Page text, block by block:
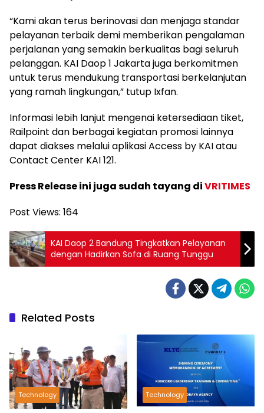
“Kami akan terus berinovasi dan menjaga standar
pelayanan terbaik demi memberikan pengalaman
perjalanan yang semakin berkualitas bagi seluruh
pelanggan. KAI Daop 1 Jakarta juga berkomitmen
untuk terus mendukung transportasi berkelanjutan
yang ramah lingkungan,” tutup Ixfan.
Informasi lebih lanjut mengenai ketersediaan tiket,
Railpoint dan berbagai kegiatan promosi lainnya
dapat diakses melalui aplikasi Access by KAI atau
Contact Center KAI 121.
Press Release ini juga sudah tayang diVRITIMES
Post Views: 164
KAI Daop 2 Bandung Tingkatkan Pelayanan
dengan Hadirkan Sofa di Ruang Tunggu
Related Posts
Technology Technology